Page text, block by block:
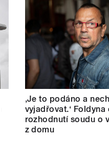
‚Je to podáno a
vyjadřovat.‘
rozhodnutí soudu o
z domu